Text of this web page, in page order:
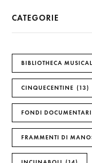
CATEGORIE
BIBLIOTHECA
CINQUECENTINE 13
FONDI DOCUMENTARI
FRAMMENTI DI